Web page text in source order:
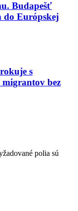
Budapešť
do Európskej
s
bez
polia sú